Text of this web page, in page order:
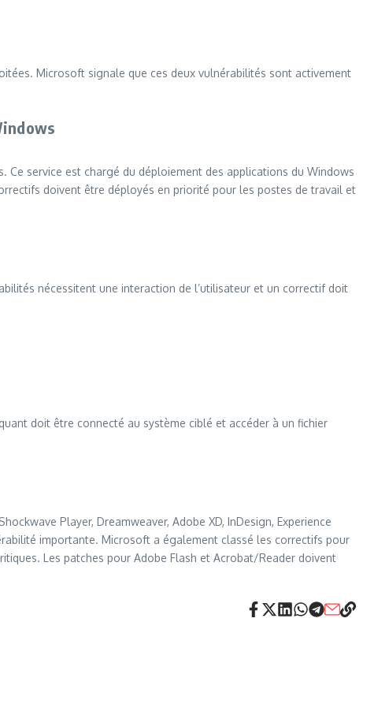
Microsoft signale que ces deux vulnérabilités sont activement
service est chargé du déploiement des applications du Windows
doivent être déployés en priorité pour les postes de travail et
nécessitent une interaction de l’utilisateur et un correctif doit
doit être connecté au système ciblé et accéder à un fichier
Player, Dreamweaver, Adobe XD, InDesign, Experience
importante. Microsoft a également classé les correctifs pour
Les patches pour Adobe Flash et Acrobat/Reader doivent